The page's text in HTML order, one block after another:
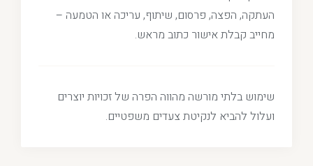
העתקה, הפצה, פרסום, שיתוף, עריכה או הטמעה –
מחייב קבלת אישור כתוב מראש.
שימוש בלתי מורשה מהווה הפרה של זכויות יוצרים
ועלול להביא לנקיטת צעדים משפטיים.